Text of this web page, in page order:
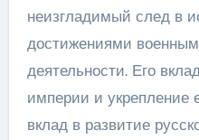
неизгладимый след в
достижениями
деятельности. Его
империи и укрепление
вклад в развитие